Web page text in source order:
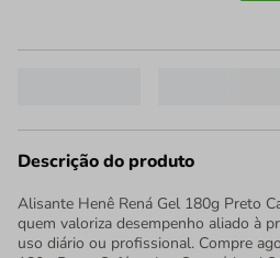
Descrição do produto
Alisante Henê Rená Gel 180g Preto
quem valoriza desempenho aliado à
uso diário ou profissional. Compre